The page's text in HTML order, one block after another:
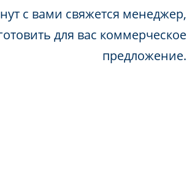
с вами свяжется менеджер,
для вас коммерческое
предложение.